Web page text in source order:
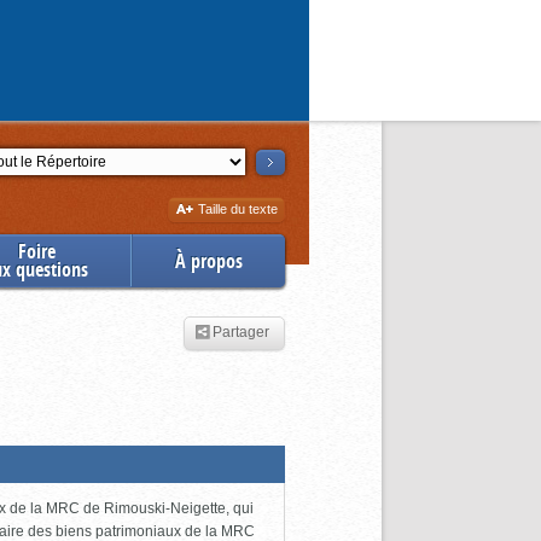
Augmenter
la
Taille du texte
Foire
questions À propos
Partager
de la MRC de Rimouski-Neigette, qui
des biens patrimoniaux de la MRC